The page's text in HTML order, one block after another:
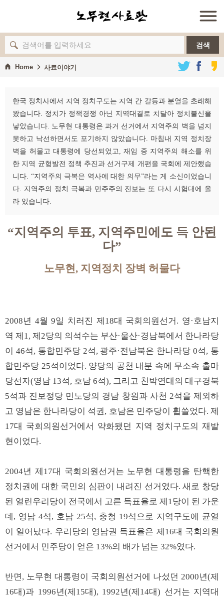
검색
Home 사료이야기
한국 정치사에서 지역 정치구도는 지역 간 갈등과 분열을 초래해
왔습니다. 정치가 정책경쟁 아닌 지역대결로 치달아 정치불신을
낳았습니다. 노무현 대통령은 과거 선거에서 지역주의 벽을 넘지
못하고 낙선하면서도 포기하지 않았습니다. 마침내 지역 정치장
벽을 허물고 대통령에 당선되었고, 재임 중 지역주의 해소를 위
한 지역 균형발전 정책 추진과 선거구제 개편을 국회에 제안했습
니다. “지역주의 극복은 역사에 대한 의무”라는 게 소신이었습니
다. 지역주의 정치 극복과 민주주의 진보는 또 다시 시험대에 올
라 있습니다.
“지역주의 투표, 지역주민에도 득 안된
다”
노무현, 지역정치 장벽 허물다
2008년 4월 9일 치러진 제18대 국회의원선거. 영·호남지
역 제1, 제2당의 의석수는 부산·울산·경남북에서 한나라당
이 46석, 통합민주당 2석, 광주·전남북은 한나라당 0석, 통
합민주당 25석이었다. 양당의 공천 내분 속에 무소속 출마
당선자(영남 13석, 호남 6석), 그리고 친박연대의 대구경북
5석과 진보정당 민노당의 경남 창원과 사천 2석을 제외하
고 영남은 한나라당이 석권, 호남은 민주당이 휩쓸었다. 제
17대 국회의원선거에서 약화됐던 지역 정치구도의 재발
현이었다.
2004년 제17대 국회의원선거는 노무현 대통령을 탄핵한
정치권에 대한 국민의 심판이 내려진 선거였다. 새로 창당
된 열린우리당이 전국에서 고른 득표율로 제1당이 된 가운
데, 영남 4석, 호남 25석, 충청 19석으로 지역구도에 균열
이 일어났다. 우리당의 영남권 득표율은 제16대 국회의원
선거에서 민주당이 얻은 13%의 배가 넘는 32%였다.
반면, 노무현 대통령이 국회의원선거에 나섰던 2000년(제
16대)과 1996년(제15대), 1992년(제14대) 선거는 지역대